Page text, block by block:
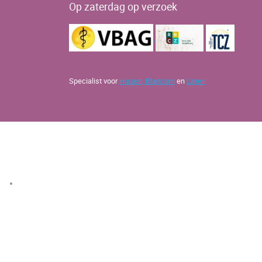
Op zaterdag op verzoek
Specialist voor Huizen, Blaricumen Laren